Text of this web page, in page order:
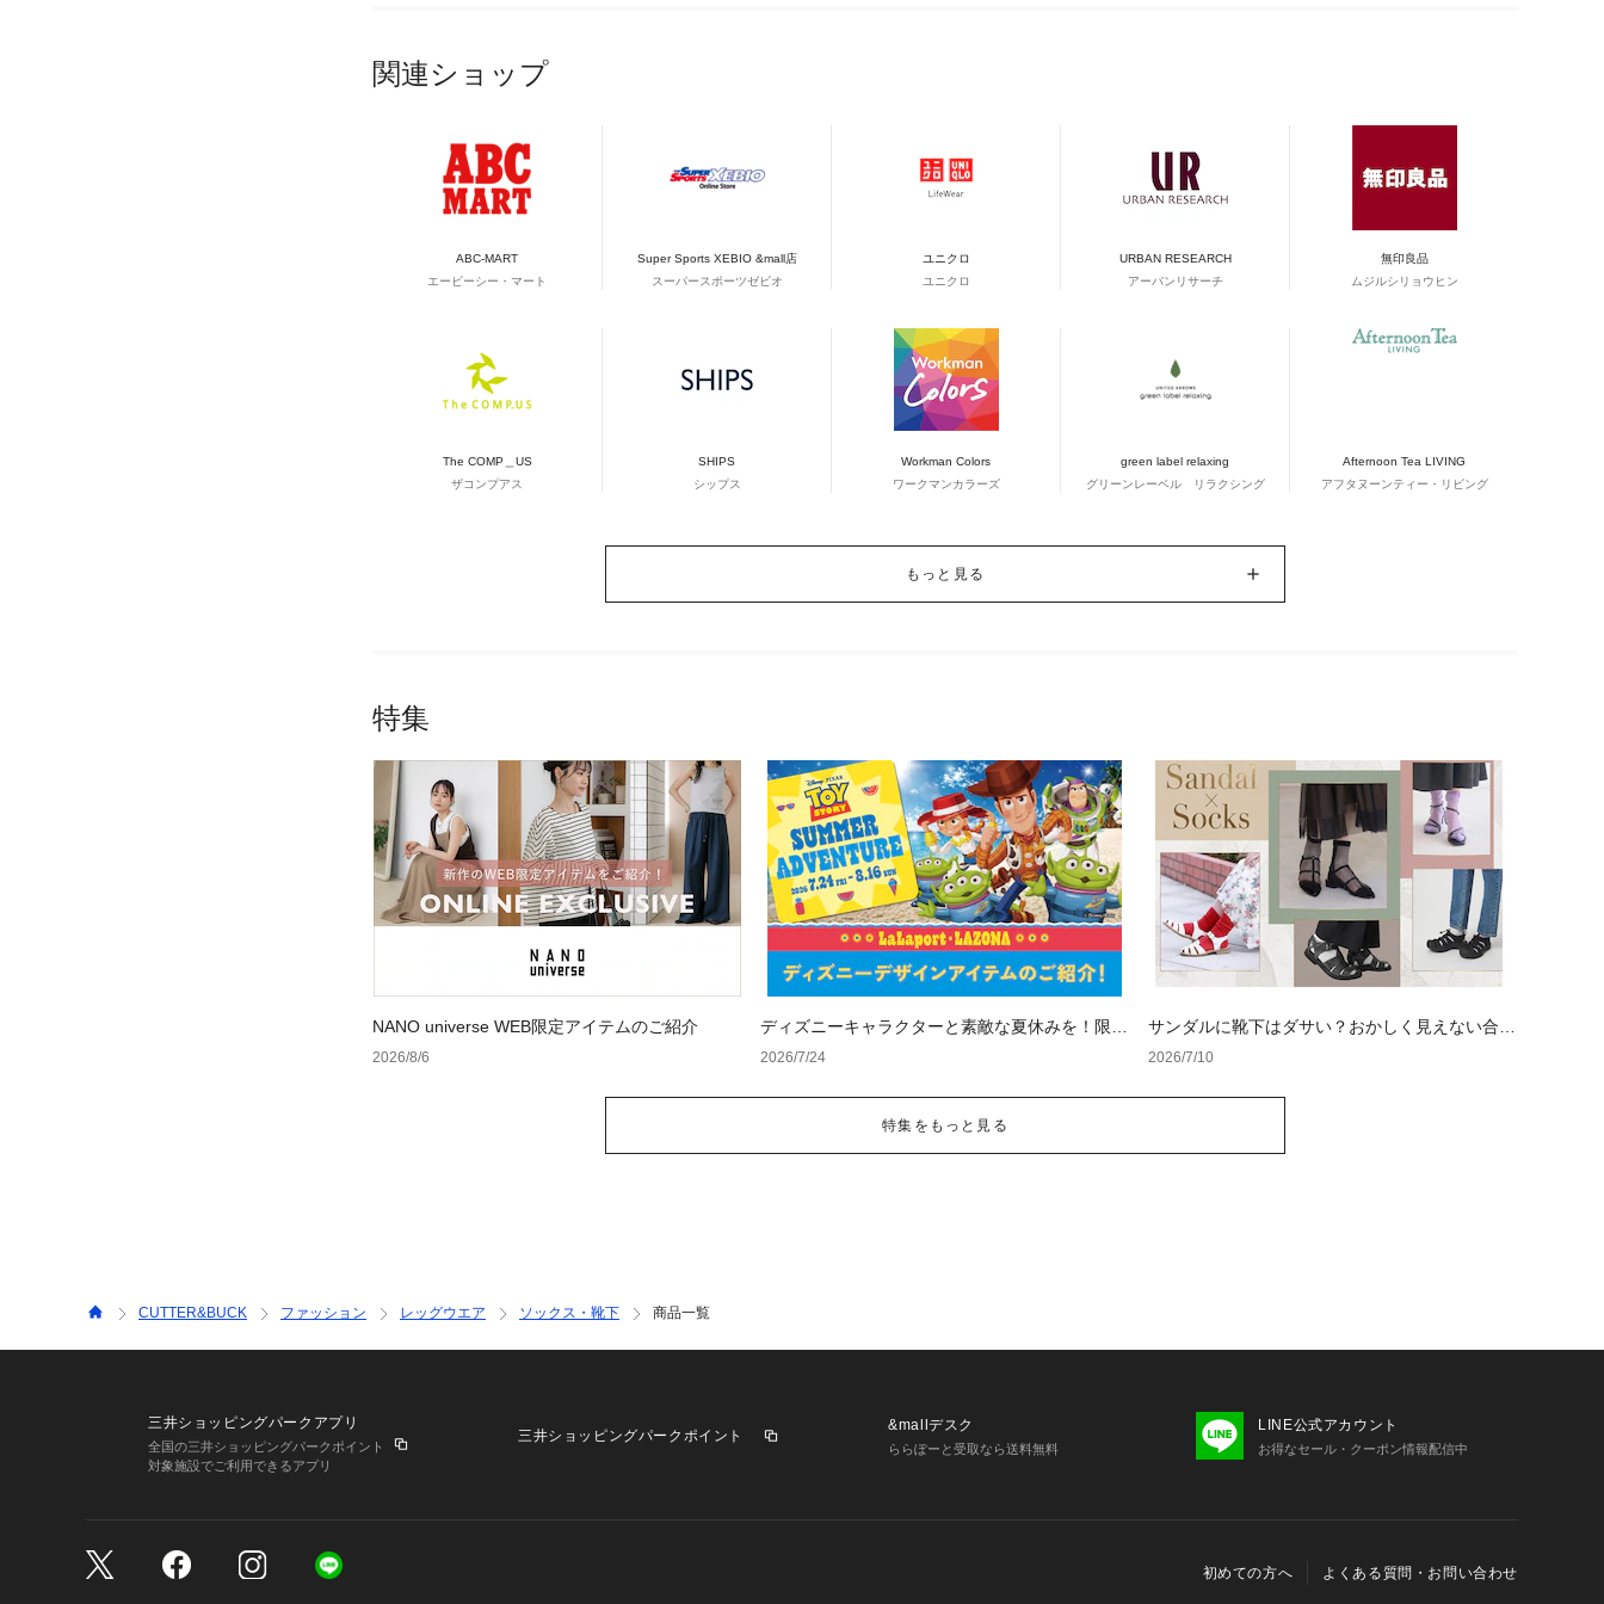
関連ショップ
ABC-MART
エービーシー・マート
Super Sports XEBIO &mall店
スーパースポーツゼビオ
ユニクロ
ユニクロ
URBAN RESEARCH
アーバンリサーチ
無印良品
ムジルシリョウヒン
The COMP＿US
ザコンプアス
SHIPS
シップス
Workman Colors
ワークマンカラーズ
green label relaxing
グリーンレーベル リラクシング
Afternoon Tea LIVING
アフタヌーンティー・リビング
もっと見る
特集
NANO universe WEB限定アイテムのご紹介
2026/8/6
ディズニーキャラクターと素敵な夏休みを！限定
&人気アイテム特集
2026/7/24
サンダルに靴下はダサい？おかしく見えない合わ
せ方の黄金法則と男女別おすすめコーデ
2026/7/10
特集をもっと見る
CUTTER&BUCK ファッション レッグウエア ソックス・靴下 商品一覧
三井ショッピングパークアプリ
全国の三井ショッピングパークポイント
対象施設でご利用できるアプリ
三井ショッピングパークポイント
&mallデスク
ららぽーと受取なら送料無料
LINE公式アカウント
お得なセール・クーポン情報配信中
初めての方へ よくある質問・お問い合わせ